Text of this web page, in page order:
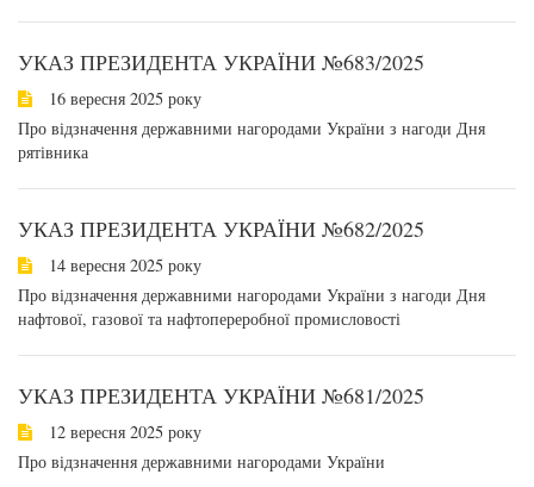
УКАЗ ПРЕЗИДЕНТА УКРАЇНИ №683/2025
16 вересня 2025 року
Про відзначення державними нагородами України з нагоди Дня
рятівника
УКАЗ ПРЕЗИДЕНТА УКРАЇНИ №682/2025
14 вересня 2025 року
Про відзначення державними нагородами України з нагоди Дня
нафтової, газової та нафтопереробної промисловості
УКАЗ ПРЕЗИДЕНТА УКРАЇНИ №681/2025
12 вересня 2025 року
Про відзначення державними нагородами України